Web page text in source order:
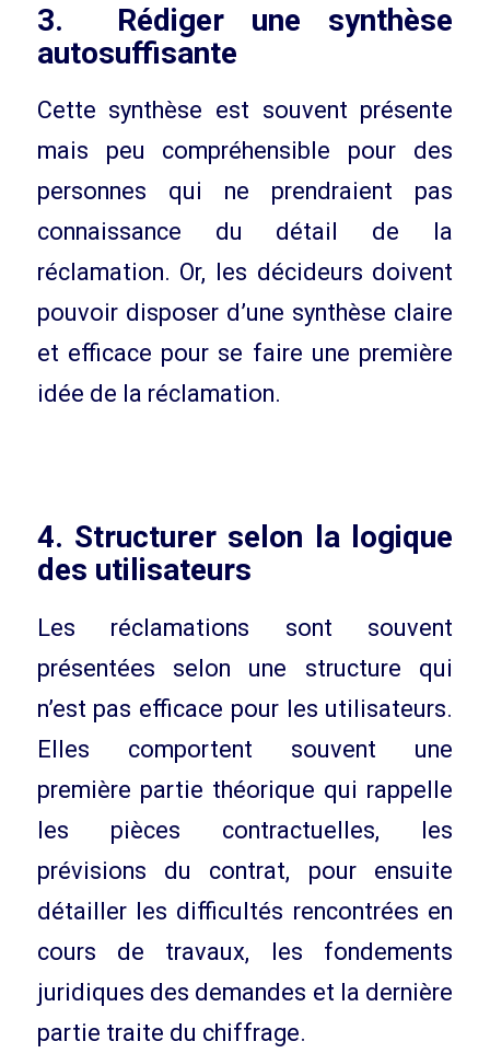
3. Rédiger une synthèse
autosuffisante
Cette synthèse est souvent présente
mais peu compréhensible pour des
personnes qui ne prendraient pas
connaissance du détail de la
réclamation. Or, les décideurs doivent
pouvoir disposer d’une synthèse claire
et efficace pour se faire une première
idée de la réclamation.
4. Structurer selon la logique
des utilisateurs
Les réclamations sont souvent
présentées selon une structure qui
n’est pas efficace pour les utilisateurs.
Elles comportent souvent une
première partie théorique qui rappelle
les pièces contractuelles, les
prévisions du contrat, pour ensuite
détailler les difficultés rencontrées en
cours de travaux, les fondements
juridiques des demandes et la dernière
partie traite du chiffrage.